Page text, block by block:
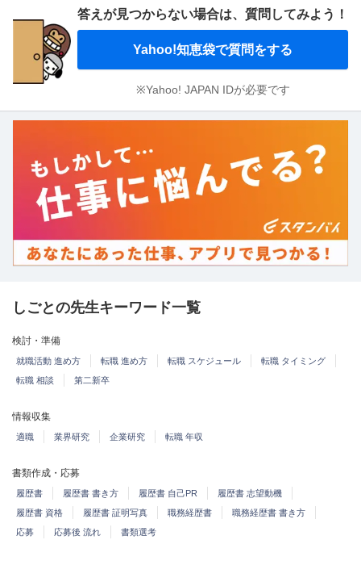
答えが見つからない場合は、 質問してみよう！
Yahoo!知恵袋で質問をする
※Yahoo! JAPAN IDが必要です
しごとの先生キーワード一覧
検討・準備
就職活動 進め方 転職 進め方 転職 スケジュール
転職 タイミング
転職 相談
第二新卒
情報収集
適職 業界研究 企業研究 転職 年収
書類作成・応募
履歴書 履歴書 書き方 履歴書 自己PR
履歴書 志望動機
履歴書 資格
履歴書 証明写真 職務経歴書
職務経歴書 書き方
応募
応募後 流れ 書類選考